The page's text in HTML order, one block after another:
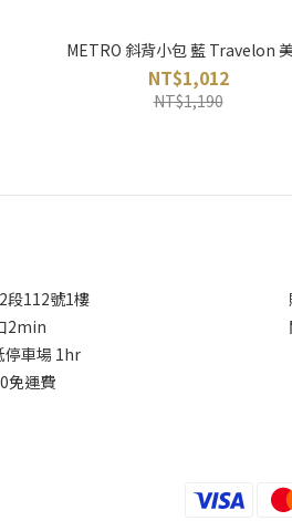
METRO 斜背小包 藍 Travelon
NT$1,012
NT$1,190
段112號1樓
2min
停車場 1hr
免運費